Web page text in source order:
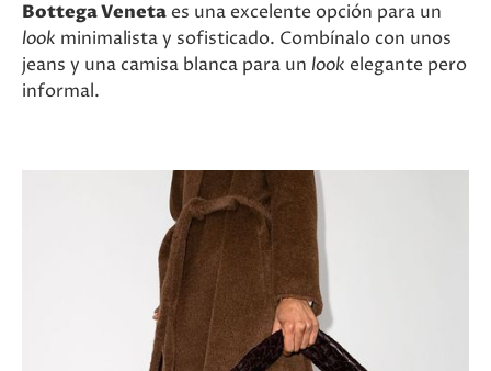
Bottega Veneta es una excelente opción para un
look minimalista y sofisticado. Combínalo con unos
jeans y una camisa blanca para un look elegante pero
informal.